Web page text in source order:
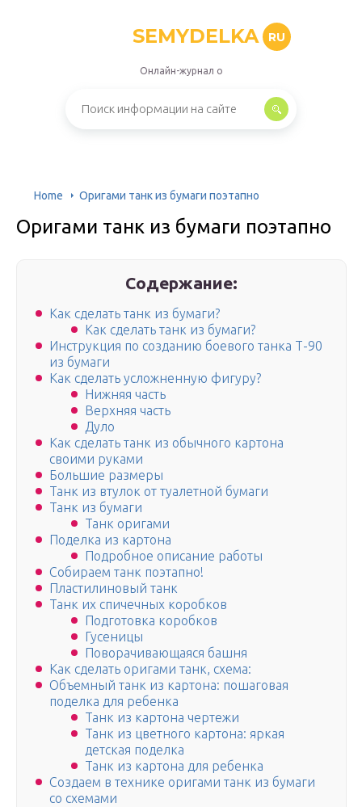
SEMYDELKA RU
Онлайн-журнал о
Home Оригами танк из бумаги поэтапно
Оригами танк из бумаги поэтапно
Содержание:
Как сделать танк из бумаги?
Как сделать танк из бумаги?
Инструкция по созданию боевого танка Т-90
из бумаги
Как сделать усложненную фигуру?
Нижняя часть
Верхняя часть
Дуло
Как сделать танк из обычного картона
своими руками
Большие размеры
Танк из втулок от туалетной бумаги
Танк из бумаги
Танк оригами
Поделка из картона
Подробное описание работы
Собираем танк поэтапно!
Пластилиновый танк
Танк их спичечных коробков
Подготовка коробков
Гусеницы
Поворачивающаяся башня
Как сделать оригами танк, схема:
Объемный танк из картона: пошаговая
поделка для ребенка
Танк из картона чертежи
Танк из цветного картона: яркая
детская поделка
Танк из картона для ребенка
Создаем в технике оригами танк из бумаги
со схемами